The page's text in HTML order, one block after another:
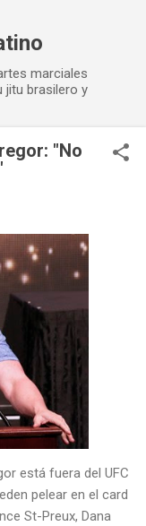
marciales
jitu brasilero y
"No
está fuera del UFC
pelear en el card
St-Preux, Dana